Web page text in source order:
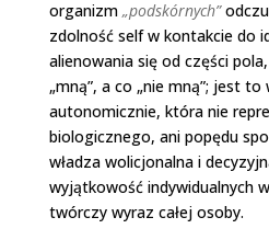
organizm„podskórnych”
zdolność self w kontakcie do
alienowania się od części
„mną”, a co „nie mną”; jest
autonomicznie, która nie
biologicznego, ani popędu
władza wolicjonalna i
wyjątkowość indywidualnych
twórczy wyraz całej osoby.